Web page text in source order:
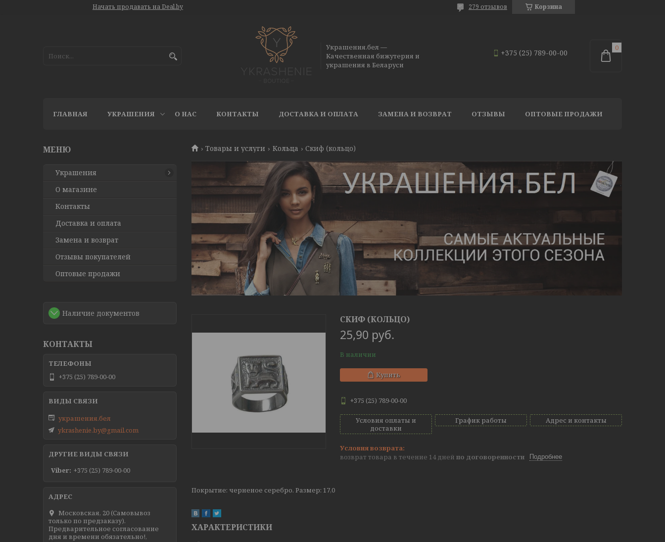
Начать продавать на Deal.by Корзина
279 отзывов
Украшения.бел —
Качественная бижутерия и
украшения в Беларуси
+375 (25) 789-00-00
ГЛАВНАЯ УКРАШЕНИЯ О НАС КОНТАКТЫ ДОСТАВКА И ОПЛАТА ЗАМЕНА И ВОЗВРАТ ОТЗЫВЫ ОПТОВЫЕ ПРОДАЖИ
Товары и услуги Кольца Скиф (кольцо)
СКИФ (КОЛЬЦО)
25,90 руб.
В наличии
Купить
+375 (25) 789-00-00
Условия оплаты и
доставки
График работы Адрес и контакты
возврат товара в течение 14 дней по договоренности Подробнее
Покрытие: черненое серебро. Размер: 17,0
ХАРАКТЕРИСТИКИ
Украшения
О магазине
Контакты
Доставка и оплата
Замена и возврат
Отзывы покупателей
Оптовые продажи
Наличие документов
КОНТАКТЫ
+375 (25) 789-00-00
украшения.бел
ykrashenie.by@gmail.com
ДРУГИЕ ВИДЫ СВЯЗИ
Viber +375 (25) 789-00-00
Московская, 20 (Самовывоз
только по предзаказу).
Предварительное согласование
дня и времени обязательно!,